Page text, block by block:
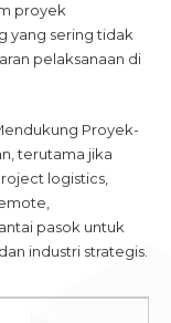
proyek
yang sering tidak
pelaksanaan di
Proyek-
terutama jika
logistics,
pasok untuk
industri strategis.